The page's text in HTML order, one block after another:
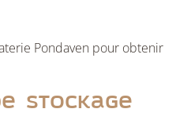
Pondaven pour obtenir
stockage